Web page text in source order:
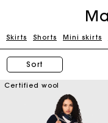
Skirts Shorts Mini skirts
Sort
Certified wool